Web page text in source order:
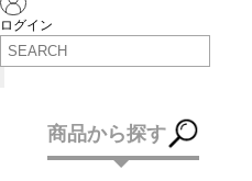
ログイン
商品から探す